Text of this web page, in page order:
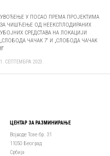
УВОЂЕЊЕ У ПОСАО ПРЕМА ПРОЈЕКТИМА
ЗА ЧИШЋЕЊЕ ОД НЕЕКСПЛОДИРАНИХ
УБОЈНИХ СРЕДСТАВА НА ЛОКАЦИЈИ
„СЛОБОДА ЧАЧАК 7“ И „СЛОБОДА ЧАЧАК
8“
1. СЕПТЕМБРА 2023.
ЦЕНТАР ЗА РАЗМИНИРАЊЕ
Војводе Тозе бр. 31
11050 Београд
Србија